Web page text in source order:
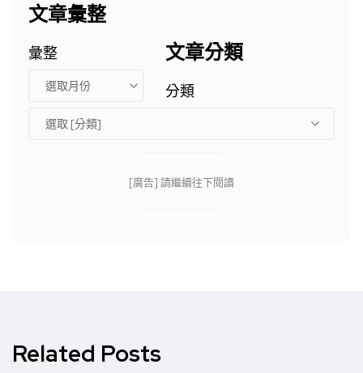
文章彙整
彙整 文章分類
分類
[廣告] 請繼續往下閱讀
Related Posts